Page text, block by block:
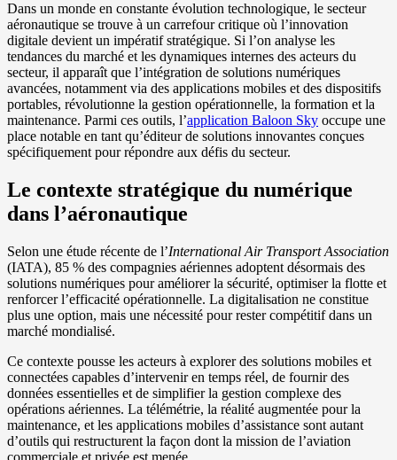
Dans un monde en constante évolution technologique, le secteur
aéronautique se trouve à un carrefour critique où l’innovation
digitale devient un impératif stratégique. Si l’on analyse les
tendances du marché et les dynamiques internes des acteurs du
secteur, il apparaît que l’intégration de solutions numériques
avancées, notamment via des applications mobiles et des dispositifs
portables, révolutionne la gestion opérationnelle, la formation et la
maintenance. Parmi ces outils, l’application Baloon Sky occupe une
place notable en tant qu’éditeur de solutions innovantes conçues
spécifiquement pour répondre aux défis du secteur.
Le contexte stratégique du numérique
dans l’aéronautique
Selon une étude récente de l’International Air Transport Association
(IATA), 85 % des compagnies aériennes adoptent désormais des
solutions numériques pour améliorer la sécurité, optimiser la flotte et
renforcer l’efficacité opérationnelle. La digitalisation ne constitue
plus une option, mais une nécessité pour rester compétitif dans un
marché mondialisé.
Ce contexte pousse les acteurs à explorer des solutions mobiles et
connectées capables d’intervenir en temps réel, de fournir des
données essentielles et de simplifier la gestion complexe des
opérations aériennes. La télémétrie, la réalité augmentée pour la
maintenance, et les applications mobiles d’assistance sont autant
d’outils qui restructurent la façon dont la mission de l’aviation